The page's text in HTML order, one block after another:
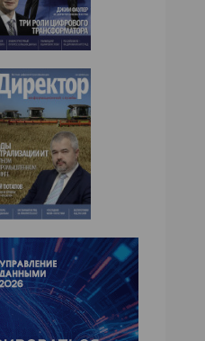
№03,2016
№01,2016